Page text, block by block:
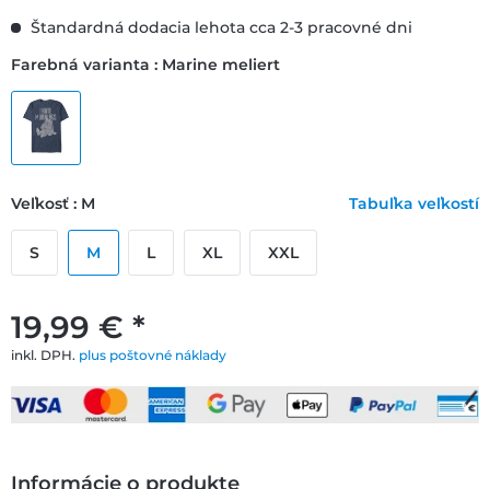
19,99 € *
inkl. DPH. plus poštovné náklady
Štandardná dodacia lehota cca 2-3 pracovné dni
Farebná varianta : Marine meliert
Veľkosť : M Tabuľka veľkostí
S M L XL XXL
Informácie o produkte